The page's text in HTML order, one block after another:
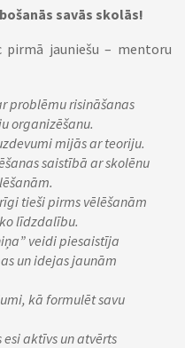
savās skolās!
pirmā jauniešu – mentoru
problēmu risināšanas
organizēšanu.
mijās ar teoriju.
saistībā ar skolēnu
tieši pirms vēlēšanām
līdzdalību.
veidi piesaistīja
un idejas jaunām
kā formulēt savu
aktīvs un atvērts